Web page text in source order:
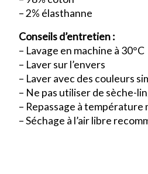
– 2% élasthanne
Conseils d’entretien :
– Lavage en machine à 30°C
– Laver sur l’envers
– Laver avec des couleurs
– Ne pas utiliser de sèche-
– Repassage à température
– Séchage à l’air libre